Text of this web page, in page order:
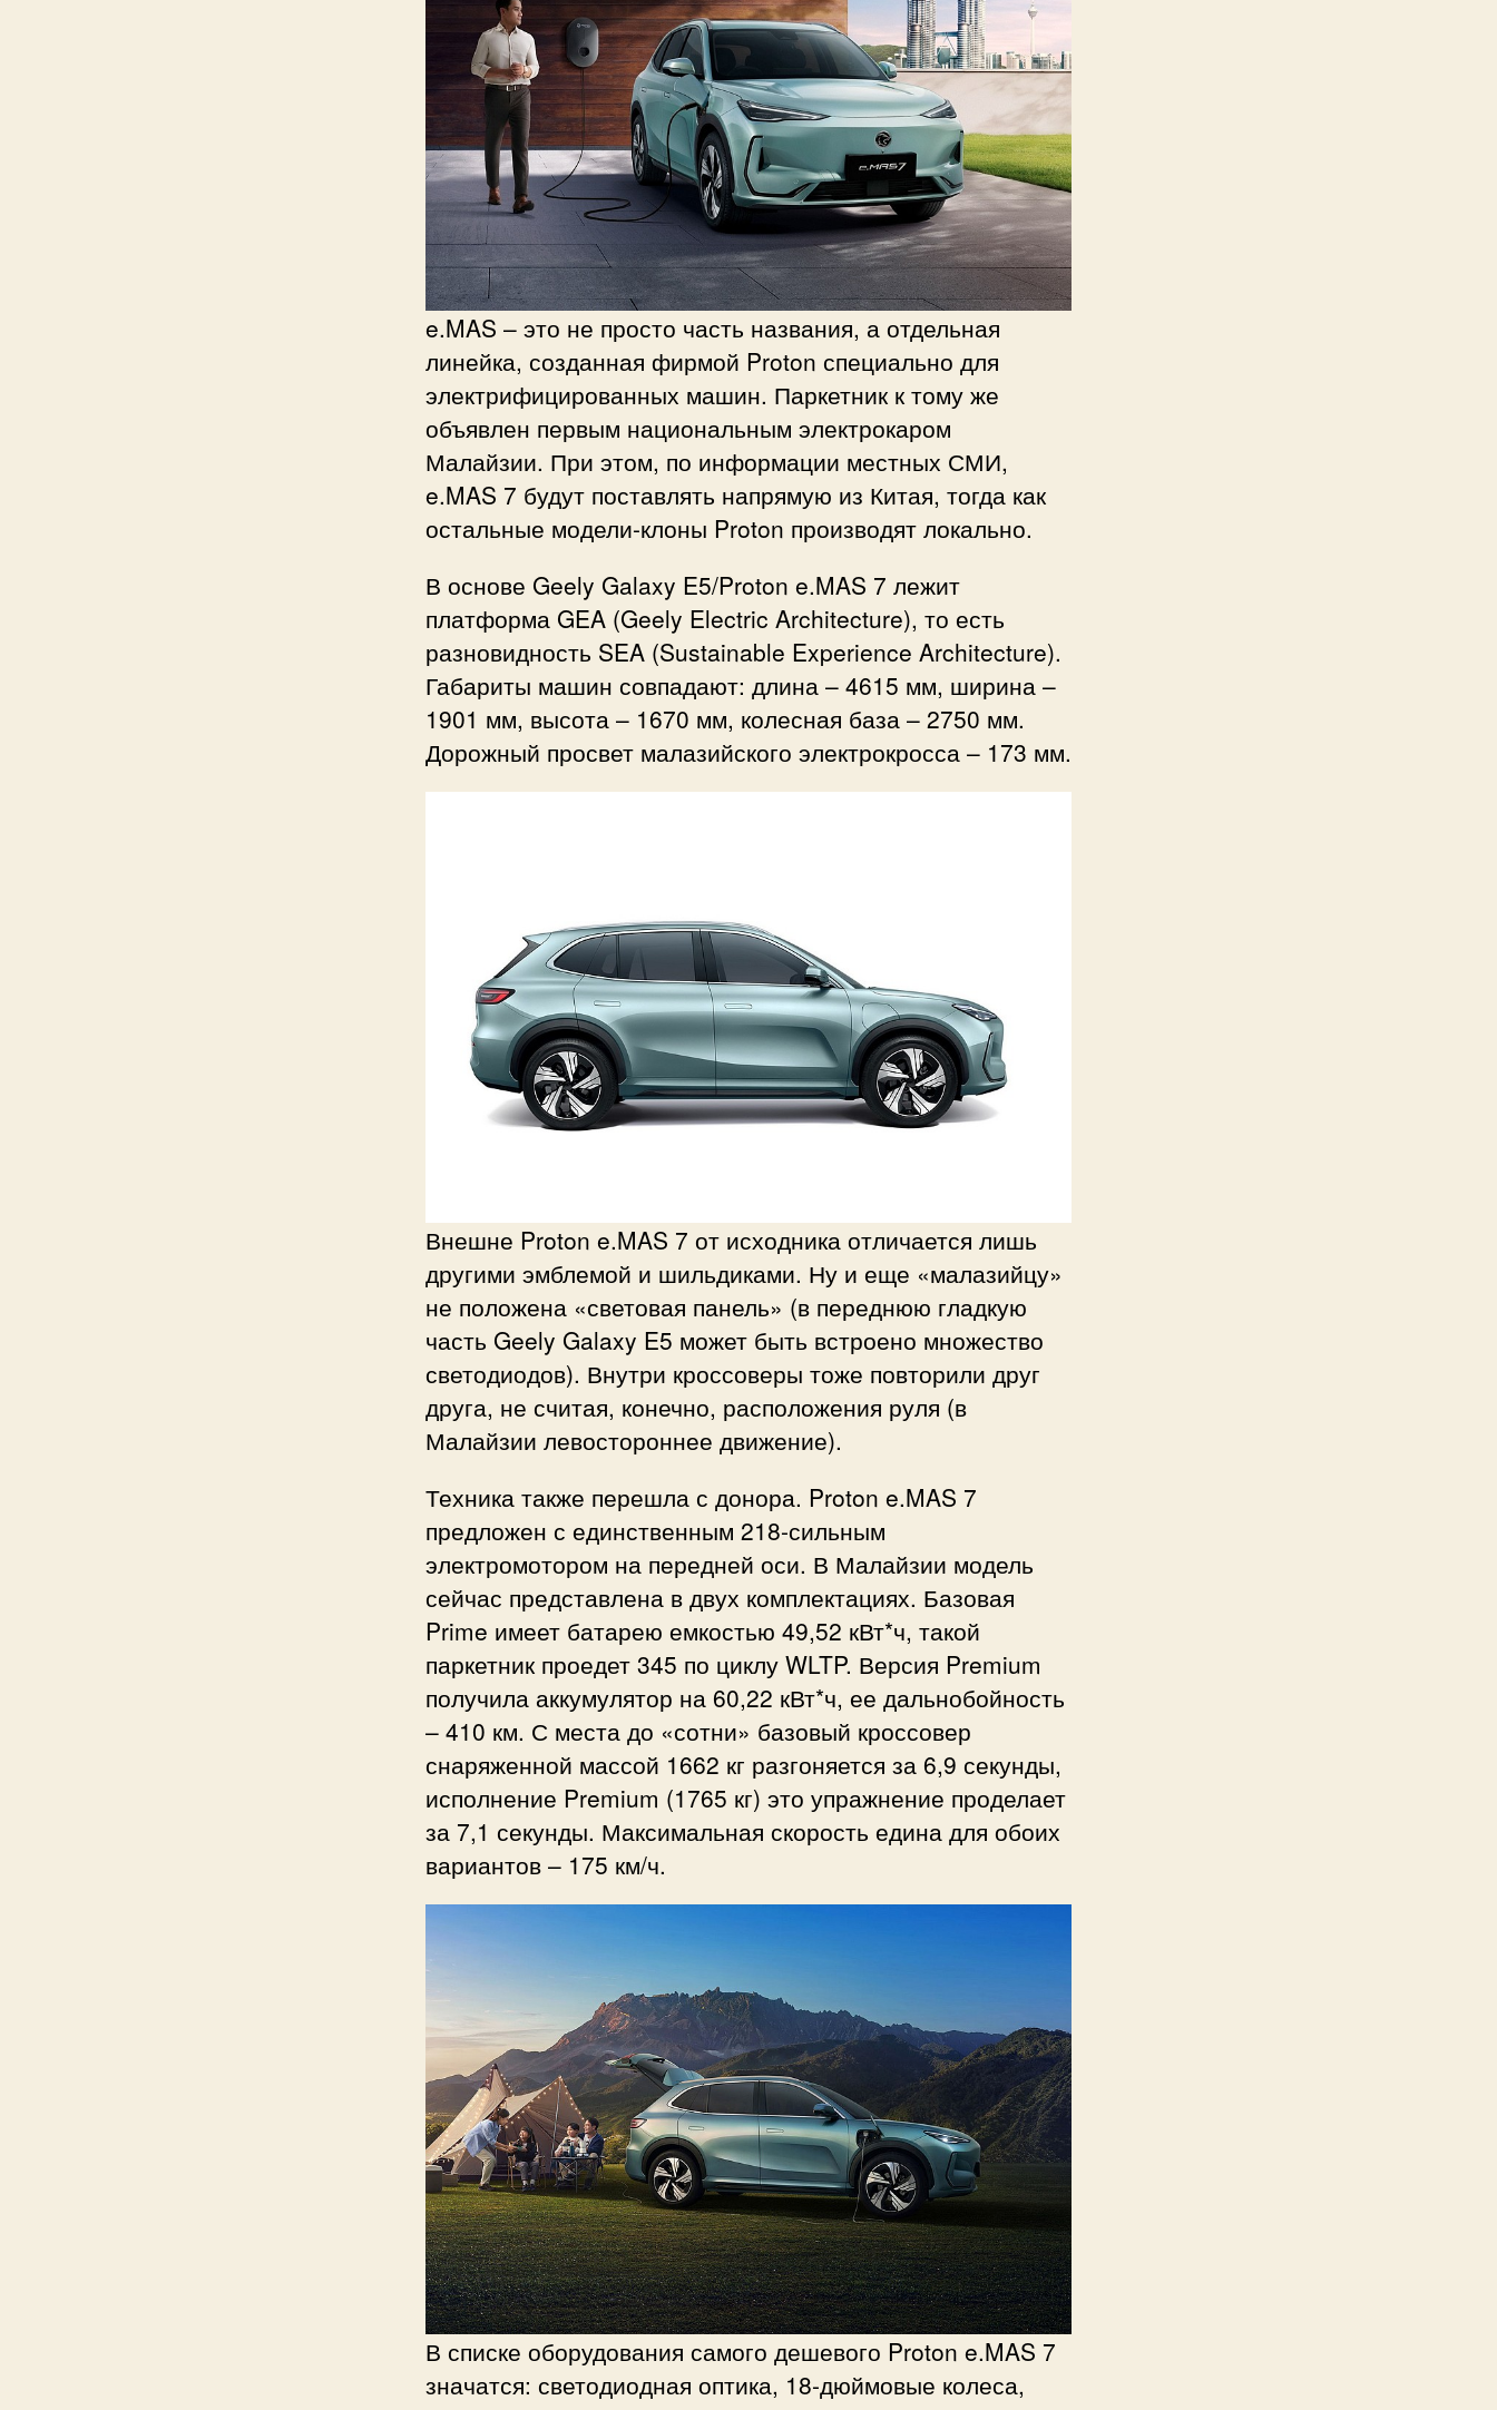
e.MAS – это не просто часть названия, а отдельная
линейка, созданная фирмой Proton специально для
электрифицированных машин. Паркетник к тому же
объявлен первым национальным электрокаром
Малайзии. При этом, по информации местных СМИ,
e.MAS 7 будут поставлять напрямую из Китая, тогда как
остальные модели-клоны Proton производят локально.
В основе Geely Galaxy E5/Proton e.MAS 7 лежит
платформа GEA (Geely Electric Architecture), то есть
разновидность SEA (Sustainable Experience Architecture).
Габариты машин совпадают: длина – 4615 мм, ширина –
1901 мм, высота – 1670 мм, колесная база – 2750 мм.
Дорожный просвет малазийского электрокросса – 173 мм.
Внешне Proton e.MAS 7 от исходника отличается лишь
другими эмблемой и шильдиками. Ну и еще «малазийцу»
не положена «световая панель» (в переднюю гладкую
часть Geely Galaxy E5 может быть встроено множество
светодиодов). Внутри кроссоверы тоже повторили друг
друга, не считая, конечно, расположения руля (в
Малайзии левостороннее движение).
Техника также перешла с донора. Proton e.MAS 7
предложен с единственным 218-сильным
электромотором на передней оси. В Малайзии модель
сейчас представлена в двух комплектациях. Базовая
Prime имеет батарею емкостью 49,52 кВт*ч, такой
паркетник проедет 345 по циклу WLTP. Версия Premium
получила аккумулятор на 60,22 кВт*ч, ее дальнобойность
– 410 км. С места до «сотни» базовый кроссовер
снаряженной массой 1662 кг разгоняется за 6,9 секунды,
исполнение Premium (1765 кг) это упражнение проделает
за 7,1 секунды. Максимальная скорость едина для обоих
вариантов – 175 км/ч.
В списке оборудования самого дешевого Proton e.MAS 7
значатся: светодиодная оптика, 18-дюймовые колеса,